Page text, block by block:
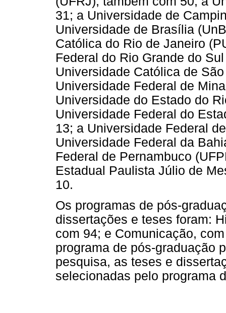
31; a Universidade de
Universidade de Brasília
Católica do Rio de Janeiro
Federal do Rio Grande do
Universidade Católica de
Universidade Federal de
Universidade do Estado do
Universidade Federal do
13; a Universidade Federal
Universidade Federal da
Federal de Pernambuco
Estadual Paulista Júlio de
10.
Os programas de pós-
dissertações e teses foram:
com 94; e Comunicação,
programa de pós-graduação
pesquisa, as teses e
selecionadas pelo programa